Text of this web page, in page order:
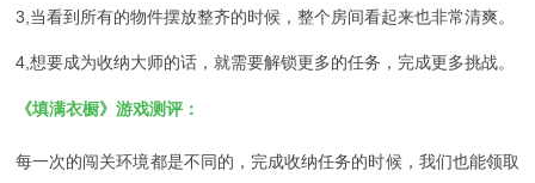
3,当看到所有的物件摆放整齐的时候，整个房间看起来也非常清爽。
4,想要成为收纳大师的话，就需要解锁更多的任务，完成更多挑战。
《填满衣橱》游戏测评：
每一次的闯关环境都是不同的，完成收纳任务的时候，我们也能领取